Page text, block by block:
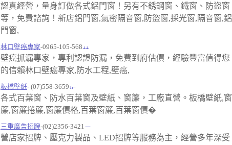
認真經營，量身訂做各式鋁門窗！另有不銹鋼窗、鐵窗、防盜窗
等，免費諮詢！新店鋁門窗,氣密隔音窗,防盜窗,採光窗,隔音窗,鋁
門窗,
林口壁癌專家-0965-105-568
壁癌抓漏專家，專利認證防漏，免費到府估價，經驗豐富值得您
的信賴林口壁癌專家,防水工程,壁癌,
板橋壁紙- (07)558-3659
各式百葉窗、防水百葉窗及壁紙、窗簾，工廠直營。板橋壁紙,窗
簾,窗簾捲簾,窗簾價格,百葉窗簾,百葉窗價�
三重廣告招牌-(02)2356-3421
營店家招牌、壓克力製品、LED招牌等服務為主，經營多年深受